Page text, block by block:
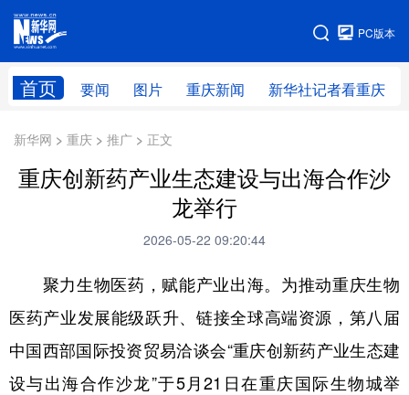
PC版本
首页 要闻 图片 重庆新闻 新华社记者看重庆
网站地图
新华网 > 重庆 > 推广 > 正文
重庆创新药产业生态建设与出海合作沙
龙举行
2026-05-22 09:20:44
聚力生物医药，赋能产业出海。为推动重庆生物
医药产业发展能级跃升、链接全球高端资源，第八届
中国西部国际投资贸易洽谈会“重庆创新药产业生态建
设与出海合作沙龙”于5月21日在重庆国际生物城举